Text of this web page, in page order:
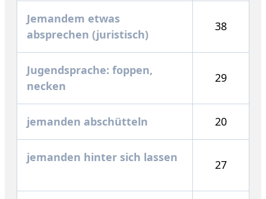
Jemandem etwas
absprechen (juristisch)
38
Jugendsprache: foppen,
necken
29
jemanden abschütteln 20
jemanden hinter sich lassen
27